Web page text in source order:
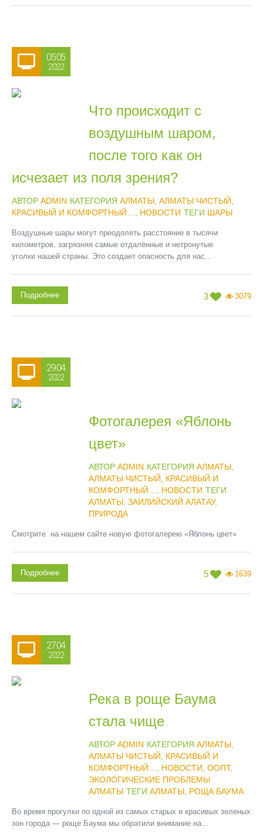
05.05
2022
Что происходит с
воздушным шаром,
после того как он
исчезает из поля зрения?
АВТОР ADMIN КАТЕГОРИЯ АЛМАТЫ АЛМАТЫ ЧИСТЫЙ,
КРАСИВЫЙ И КОМФОРТНЫЙ…
НОВОСТИ ТЕГИ ШАРЫ
Воздушные шары могут преодолеть расстояние в тысячи
километров, загрязняя самые отдалённые и нетронутые
уголки нашей страны. Это создает опасность для нас...
3 3079
Подробнее
29.04
2022
Фотогалерея «Яблонь
цвет»
АВТОР ADMIN КАТЕГОРИЯ АЛМАТЫ,
АЛМАТЫ ЧИСТЫЙ, КРАСИВЫЙ И
КОМФОРТНЫЙ…
НОВОСТИ ТЕГИ
АЛМАТЫ, ЗАИЛИЙСКИЙ АЛАТАУ,
ПРИРОДА
Смотрите на нашем сайте новую фотогалерею «Яблонь цвет»
5 1639
Подробнее
27.04
2022
Река в роще Баума
стала чище
АВТОР ADMIN КАТЕГОРИЯ АЛМАТЫ,
АЛМАТЫ ЧИСТЫЙ, КРАСИВЫЙ И
КОМФОРТНЫЙ…
НОВОСТИ ООПТ,
ЭКОЛОГИЧЕСКИЕ ПРОБЛЕМЫ
АЛМАТЫ ТЕГИ АЛМАТЫ, РОЩА БАУМА
Во время прогулки по одной из самых старых и красивых зеленых
зон города — роще Баума мы обратили внимание на...